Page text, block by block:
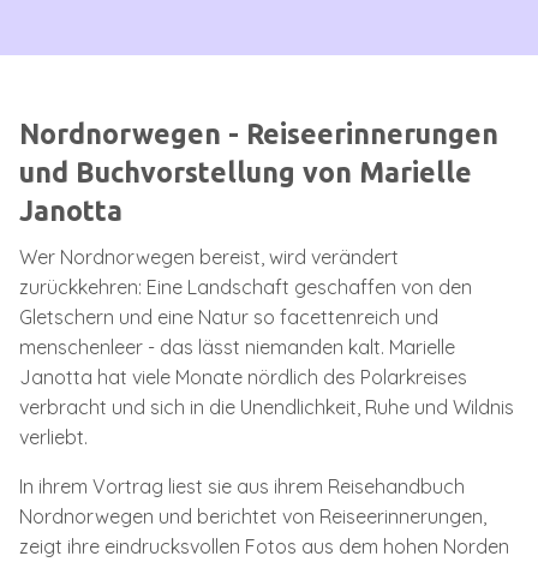
Nordnorwegen - Reiseerinnerungen
und Buchvorstellung von Marielle
Janotta
Wer Nordnorwegen bereist, wird verändert
zurückkehren: Eine Landschaft geschaffen von den
Gletschern und eine Natur so facettenreich und
menschenleer - das lässt niemanden kalt. Marielle
Janotta hat viele Monate nördlich des Polarkreises
verbracht und sich in die Unendlichkeit, Ruhe und Wildnis
verliebt.
In ihrem Vortrag liest sie aus ihrem Reisehandbuch
Nordnorwegen und berichtet von Reiseerinnerungen,
zeigt ihre eindrucksvollen Fotos aus dem hohen Norden